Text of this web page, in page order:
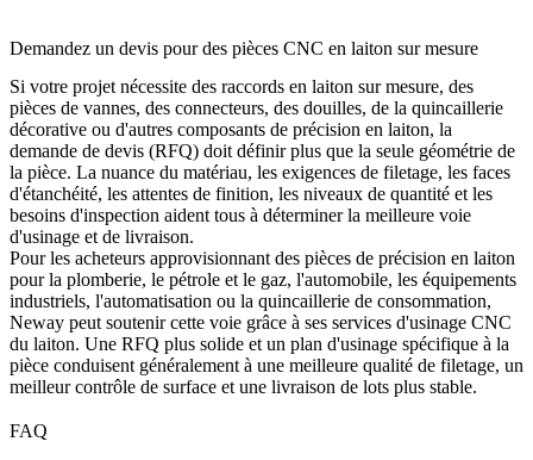
Demandez un devis pour des pièces CNC en laiton sur mesure
Si votre projet nécessite des raccords en laiton sur mesure, des
pièces de vannes, des connecteurs, des douilles, de la quincaillerie
décorative ou d'autres composants de précision en laiton, la
demande de devis (RFQ) doit définir plus que la seule géométrie de
la pièce. La nuance du matériau, les exigences de filetage, les faces
d'étanchéité, les attentes de finition, les niveaux de quantité et les
besoins d'inspection aident tous à déterminer la meilleure voie
d'usinage et de livraison.
Pour les acheteurs approvisionnant des pièces de précision en laiton
pour la plomberie, le pétrole et le gaz, l'automobile, les équipements
industriels, l'automatisation ou la quincaillerie de consommation,
Neway peut soutenir cette voie grâce à ses services d'usinage CNC
du laiton. Une RFQ plus solide et un plan d'usinage spécifique à la
pièce conduisent généralement à une meilleure qualité de filetage, un
meilleur contrôle de surface et une livraison de lots plus stable.
FAQ